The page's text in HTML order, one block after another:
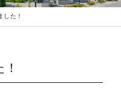
した！